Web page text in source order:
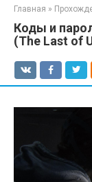
Главная »
Коды и
(The Last of